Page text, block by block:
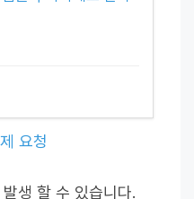
요청
생 할 수 있습니다.